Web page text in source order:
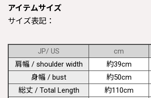
アイテムサイズ
サイズ表記：
JP/ US cm
肩幅 / shoulder width
約39cm
身幅 / bust
約50cm
総丈 / Total Length
約110cm